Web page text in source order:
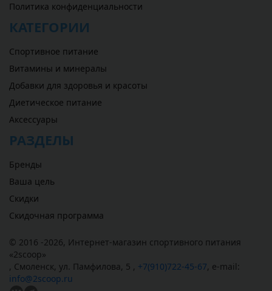
Политика конфиденциальности
КАТЕГОРИИ
Спортивное питание
Витамины и минералы
Добавки для здоровья и красоты
Диетическое питание
Аксессуары
РАЗДЕЛЫ
Бренды
Ваша цель
Скидки
Скидочная программа
© 2016 -2026, Интернет-магазин спортивного питания
«2scoop»
, Смоленск, ул. Памфилова, 5 , +7(910)722-45-67, e-mail:
info@2scoop.ru